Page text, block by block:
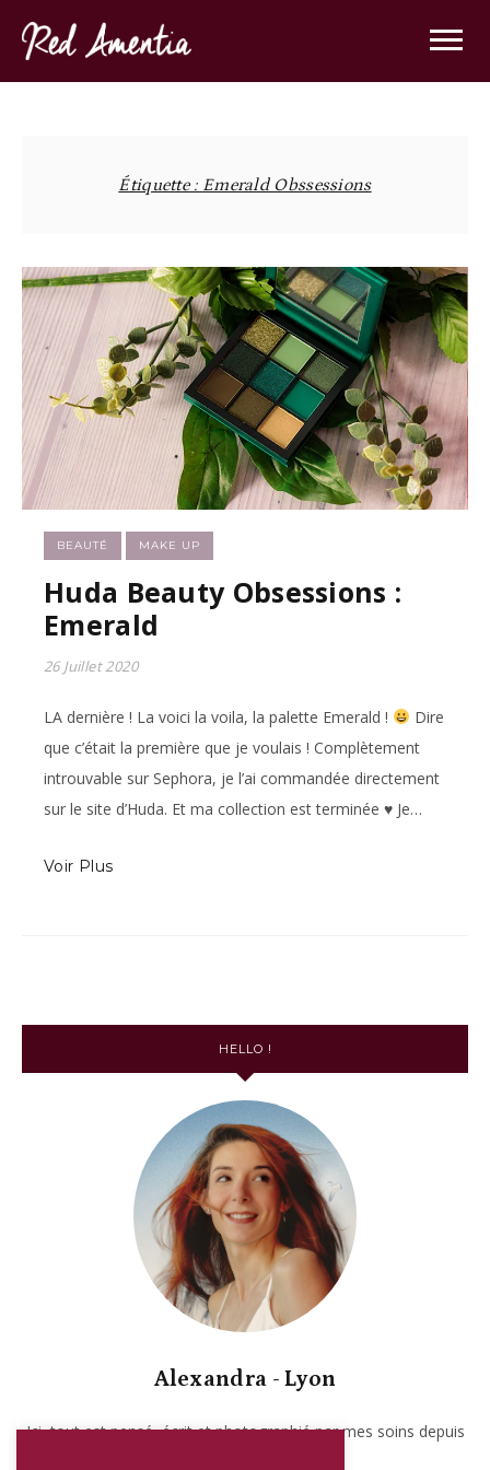
Étiquette : Emerald Obssessions
BEAUTÉ MAKE UP
Huda Beauty Obsessions :
Emerald
26 Juillet 2020
LA dernière ! La voici la voila, la palette Emerald !
Dire
que c’était la première que je voulais ! Complètement
introuvable sur Sephora, je l’ai commandée directement
sur le site d’Huda. Et ma collection est terminée ♥ Je…
Voir Plus
HELLO !
Alexandra - Lyon
Ici, tout est pensé, écrit et photographié par mes soins depuis